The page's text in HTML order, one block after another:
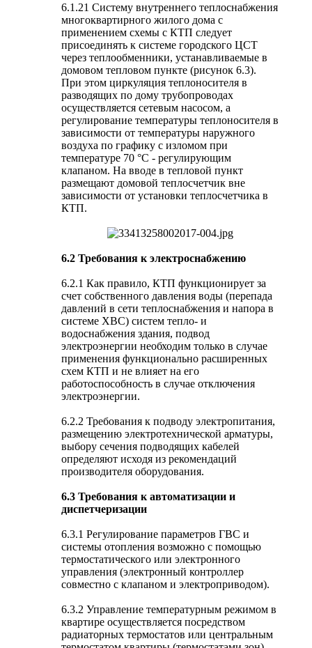
6.1.21 Систему внутреннего теплоснабжения
многоквартирного жилого дома с
применением схемы с КТП следует
присоединять к системе городского ЦСТ
через теплообменники, устанавливаемые в
домовом тепловом пункте (рисунок 6.3).
При этом циркуляция теплоносителя в
разводящих по дому трубопроводах
осуществляется сетевым насосом, а
регулирование температуры теплоносителя в
зависимости от температуры наружного
воздуха по графику с изломом при
температуре 70 °C - регулирующим
клапаном. На вводе в тепловой пункт
размещают домовой теплосчетчик вне
зависимости от установки теплосчетчика в
КТП.
6.2 Требования к электроснабжению
6.2.1 Как правило, КТП функционирует за
счет собственного давления воды (перепада
давлений в сети теплоснабжения и напора в
системе ХВС) систем тепло- и
водоснабжения здания, подвод
электроэнергии необходим только в случае
применения функционально расширенных
схем КТП и не влияет на его
работоспособность в случае отключения
электроэнергии.
6.2.2 Требования к подводу электропитания,
размещению электротехнической арматуры,
выбору сечения подводящих кабелей
определяют исходя из рекомендаций
производителя оборудования.
6.3 Требования к автоматизации и
диспетчеризации
6.3.1 Регулирование параметров ГВС и
системы отопления возможно с помощью
термостатического или электронного
управления (электронный контроллер
совместно с клапаном и электроприводом).
6.3.2 Управление температурным режимом в
квартире осуществляется посредством
радиаторных термостатов или центральным